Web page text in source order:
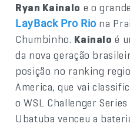
Ryan Kainalo e o
LayBack Pro Riona
Chumbinho. Kainalo é
da nova geração
posição no ranking
America, que vai
o WSL Challenger
Ubatuba venceu a